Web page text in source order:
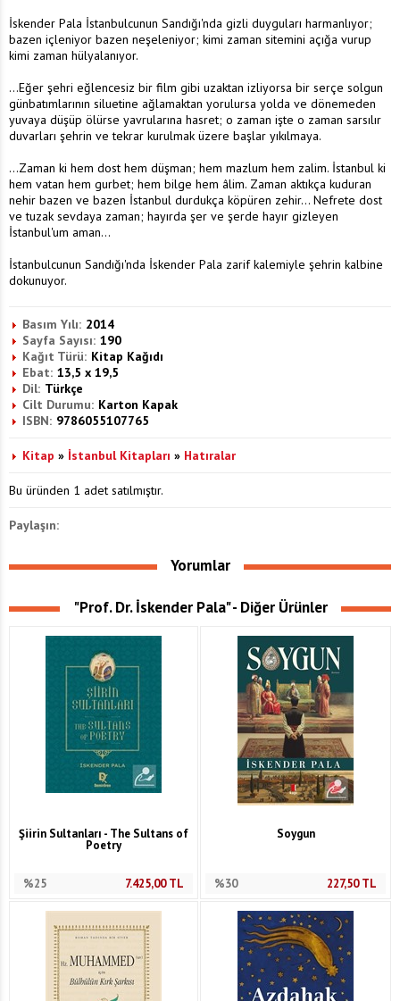
İskender Pala İstanbulcunun Sandığı'nda gizli duyguları harmanlıyor;
bazen içleniyor bazen neşeleniyor; kimi zaman sitemini açığa vurup
kimi zaman hülyalanıyor.
...Eğer şehri eğlencesiz bir film gibi uzaktan izliyorsa bir serçe solgun
günbatımlarının siluetine ağlamaktan yorulursa yolda ve dönemeden
yuvaya düşüp ölürse yavrularına hasret; o zaman işte o zaman sarsılır
duvarları şehrin ve tekrar kurulmak üzere başlar yıkılmaya.
...Zaman ki hem dost hem düşman; hem mazlum hem zalim. İstanbul ki
hem vatan hem gurbet; hem bilge hem âlim. Zaman aktıkça kuduran
nehir bazen ve bazen İstanbul durdukça köpüren zehir... Nefrete dost
ve tuzak sevdaya zaman; hayırda şer ve şerde hayır gizleyen
İstanbul'um aman...
İstanbulcunun Sandığı'nda İskender Pala zarif kalemiyle şehrin kalbine
dokunuyor.
Basım Yılı: 2014
Sayfa Sayısı: 190
Kağıt Türü: Kitap Kağıdı
Ebat: 13,5 x 19,5
Dil: Türkçe
Cilt Durumu: Karton Kapak
ISBN: 9786055107765
Kitap » İstanbul Kitapları » Hatıralar
Bu üründen 1 adet satılmıştır.
Paylaşın:
Yorumlar
"Prof. Dr. İskender Pala" - Diğer Ürünler
Şiirin Sultanları - The Sultans of
Poetry
%25 7.425,00TL
Soygun
%30 227,50TL